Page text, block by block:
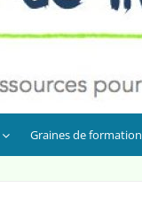
Graines de formation